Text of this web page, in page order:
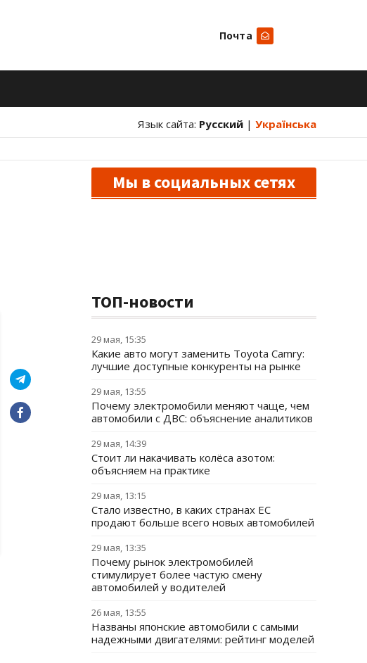
Почта
Язык сайта: Русский | Українська
Мы в социальных сетях
ТОП-новости
29 мая, 15:35
Какие авто могут заменить Toyota Camry:
лучшие доступные конкуренты на рынке
29 мая, 13:55
Почему электромобили меняют чаще, чем
автомобили с ДВС: объяснение аналитиков
29 мая, 14:39
Стоит ли накачивать колёса азотом:
объясняем на практике
29 мая, 13:15
Стало известно, в каких странах ЕС
продают больше всего новых автомобилей
29 мая, 13:35
Почему рынок электромобилей
стимулирует более частую смену
автомобилей у водителей
26 мая, 13:55
Названы японские автомобили с самыми
надежными двигателями: рейтинг моделей